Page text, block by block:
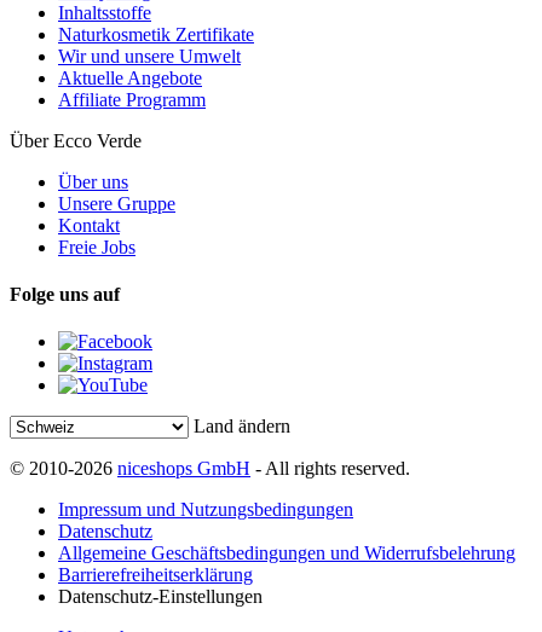
Inhaltsstoffe
Naturkosmetik Zertifikate
Wir und unsere Umwelt
Aktuelle Angebote
Affiliate Programm
Über Ecco Verde
Über uns
Unsere Gruppe
Kontakt
Freie Jobs
Folge uns auf
Land ändern
© 2010-2026 niceshops GmbH - All rights reserved.
Impressum und Nutzungsbedingungen
Datenschutz
Allgemeine Geschäftsbedingungen und Widerrufsbelehrung
Barrierefreiheitserklärung
Datenschutz-Einstellungen